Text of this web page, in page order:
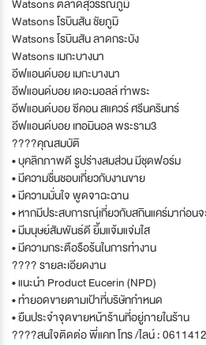
Watsons โรบินสัน ชัยภูมิ
Watsons โรบินสัน ลาดกระบัง
Watsons เมกะบางนา
อีฟแอนด์บอย เมกะบางนา
อีฟแอนด์บอย เดอะมอลล์ ท่าพระ
อีฟแอนด์บอย ซีคอน สแควร์ ศรีนครินทร์
อีฟแอนด์บอย เทอมินอล พระราม3
????คุณสมบัติ
• บุคลิกภาพดี รูปร่างสมส่วน มีชุดฟอร์ม
• มีความชื่นชอบเกี่ยวกับงานขาย
• มีความมั่นใจ พูดจาฉะฉาน
• หากมีประสบการณฺ์เกี่ยวกับสกินแคร์มาก่อน
• มีมนุษย์สัมพันธ์ดี ยิ้มแจ้มแจ่มใส
• มีความกระตือรือร้นในการทำงาน
???? รายละเอียดงาน
• แนะนำ Product Eucerin (NPD)
• ทำยอดขายตามเป้าที่บริษัทกำหนด
• ยืนประจำจุดขายหน้าร้านที่อยู่ภายในร้าน
????สนใจติดต่อ พี่แคท โทร /ไลน์ :